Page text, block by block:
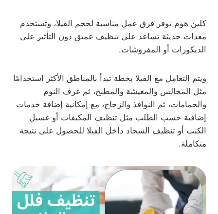
كلين هوم توفر فرق عمل مناسبة لحجم الفيلا، وتستخدم
معدات حديثة تساعد على تنظيف عميق دون التأثير على
الديكورات أو المفروشات.
ويتم التعامل مع الفيلا بخطة تبدأ بالمناطق الأكثر استخدامًا
مثل المجالس والمعيشة والمطبخ، ثم غرف النوم
والحمامات، ثم النوافذ والزجاج، مع إمكانية إضافة خدمات
إضافية حسب الطلب مثل تنظيف المكيفات أو غسيل
الكنب أو تنظيف السجاد داخل الفيلا للحصول على نتيجة
متكاملة.